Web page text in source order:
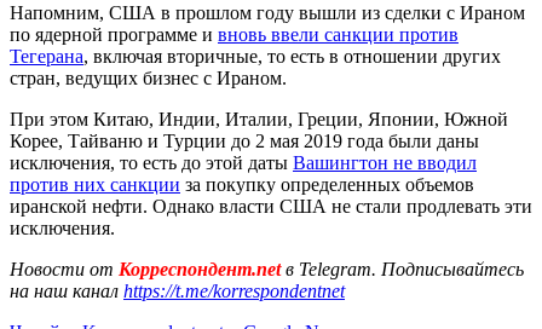
Напомним, США в прошлом году вышли из сделки с Ираном
по ядерной программе и вновь ввели санкции против
Тегерана, включая вторичные, то есть в отношении других
стран, ведущих бизнес с Ираном.
При этом Китаю, Индии, Италии, Греции, Японии, Южной
Корее, Тайваню и Турции до 2 мая 2019 года были даны
исключения, то есть до этой даты Вашингтон не вводил
против них санкции за покупку определенных объемов
иранской нефти. Однако власти США не стали продлевать эти
исключения.
Новости от Корреспондент.netв Telegram. Подписывайтесь
на наш канал https://t.me/korrespondentnet